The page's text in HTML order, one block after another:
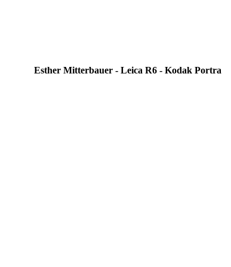
Esther Mitterbauer - Leica R6 - Kodak Portra